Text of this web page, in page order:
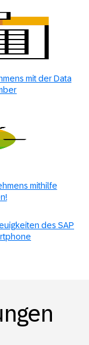
mit der Data
mithilfe
des SAP